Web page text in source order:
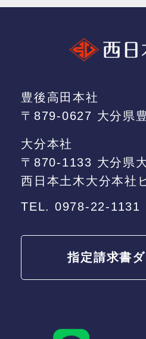
豊後高田本社
〒879-0627 大分県
大分本社
〒870-1133 大分県
西日本土木大分本社
TEL. 0978-22-1131
指定請求書